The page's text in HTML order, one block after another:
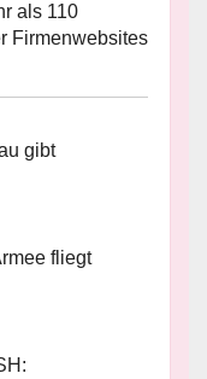
als 110
Firmenwebsites
gibt
fliegt